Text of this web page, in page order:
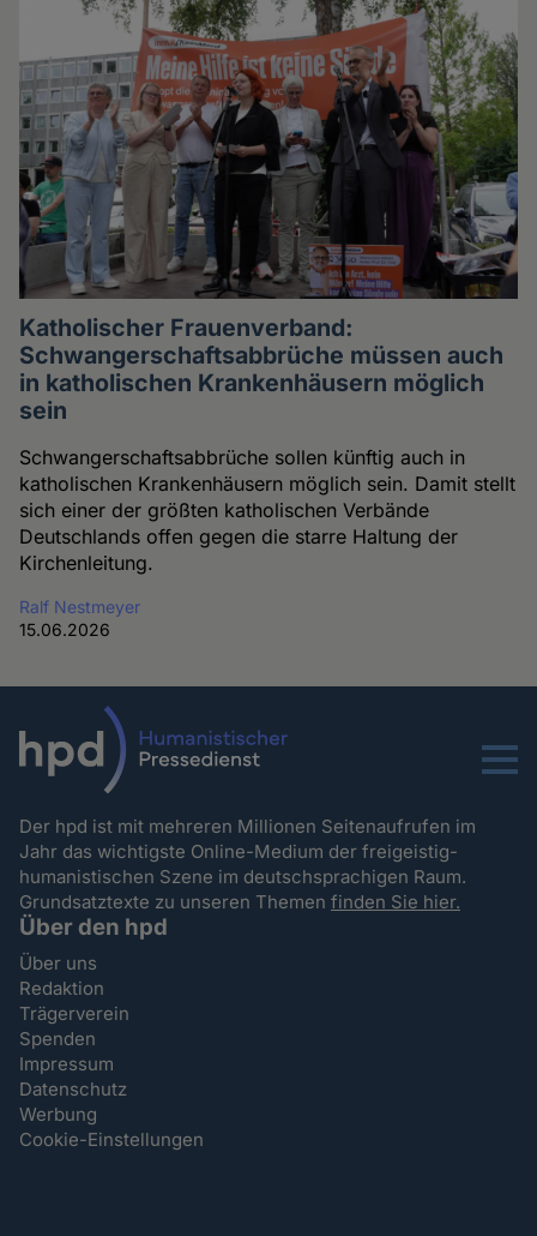
Katholischer Frauenverband:
Schwangerschaftsabbrüche müssen auch
in katholischen Krankenhäusern möglich
sein
Schwangerschaftsabbrüche sollen künftig auch in
katholischen Krankenhäusern möglich sein. Damit stellt
sich einer der größten katholischen Verbände
Deutschlands offen gegen die starre Haltung der
Kirchenleitung.
Ralf Nestmeyer
15.06.2026
Menu
Der hpd ist mit mehreren Millionen Seitenaufrufen im
Jahr das wichtigste Online-Medium der freigeistig-
humanistischen Szene im deutschsprachigen Raum.
Grundsatztexte zu unseren Themenfinden Sie hier.
Über den hpd
Über uns
Redaktion
Trägerverein
Spenden
Impressum
Datenschutz
Werbung
Cookie-Einstellungen